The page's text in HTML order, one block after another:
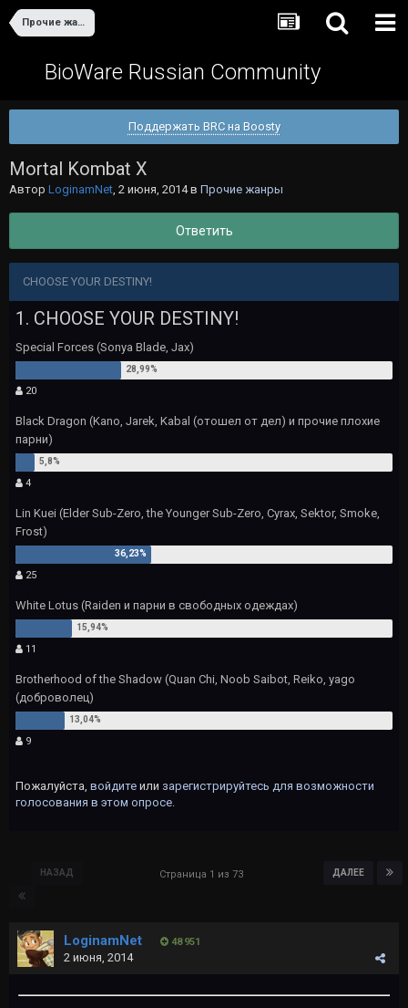
Прочие жанры
BioWare Russian Community
Поддержать BRC на Boosty
Mortal Kombat X
Автор LoginamNet, 2 июня, 2014в Прочие жанры
Ответить
CHOOSE YOUR DESTINY!
1. CHOOSE YOUR DESTINY!
Special Forces (Sonya Blade, Jax)
20
Black Dragon (Kano, Jarek, Kabal (отошел от дел) и прочие плохие
парни)
4
Lin Kuei (Elder Sub-Zero, the Younger Sub-Zero, Cyrax, Sektor, Smoke,
Frost)
25
White Lotus (Raiden и парни в свободных одеждах)
11
Brotherhood of the Shadow (Quan Chi, Noob Saibot, Reiko, yago
(доброволец)
9
Пожалуйста, войдите или зарегистрируйтесь для возможности
голосования в этом опросе.
НАЗАД ДАЛЕЕ
Страница 1 из 73
LoginamNet 48 951
2 июня, 2014